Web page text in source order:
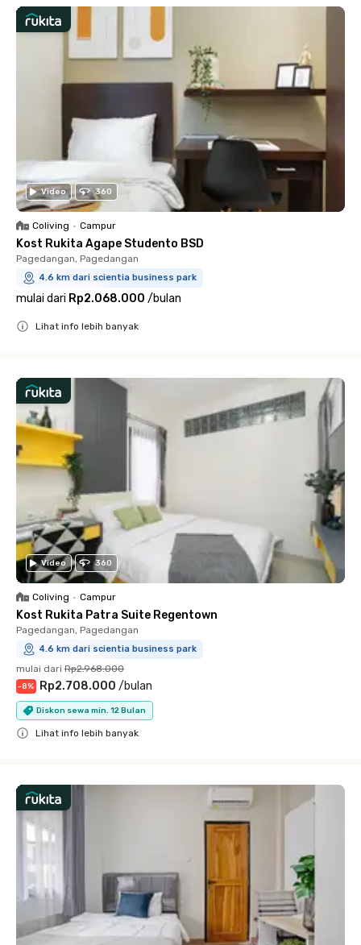
Video 360
Coliving • Campur
Kost Rukita Agape Studento BSD
Pagedangan, Pagedangan
4.6 km dari scientia business park
mulai dari Rp2.068.000 /bulan
Lihat info lebih banyak
Video 360
Coliving • Campur
Kost Rukita Patra Suite Regentown
Pagedangan, Pagedangan
4.6 km dari scientia business park
mulai dari Rp2.968.000
-8% Rp2.708.000 /bulan
Diskon sewa min. 12 Bulan
Lihat info lebih banyak